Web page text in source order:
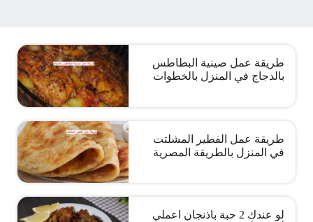
طريقة عمل صينية البطاطس
بالدجاج في المنزل بالخطوات
طريقة عمل الفطير المشلتت
في المنزل بالطريقة المصرية
لو عندك 2 حبة باذنجان اعملي